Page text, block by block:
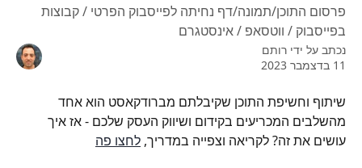
פרסום התוכן/תמונה/דף נחיתה לפייסבוק הפרטי / קבוצות
בפייסבוק / ווטסאפ / אינסטגרם
נכתב על ידי רותם
11 בדצמבר 2023
שיתוף וחשיפת התוכן שקיבלתם מברודקאסט הוא אחד
מהשלבים המכריעים בקידום ושיווק העסק שלכם - אז איך
עושים את זה? לקריאה וצפייה במדריך, לחצו פה